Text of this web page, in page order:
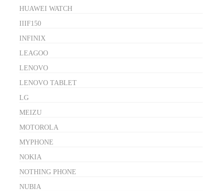
HUAWEI WATCH
IIIF150
INFINIX
LEAGOO
LENOVO
LENOVO TABLET
LG
MEIZU
MOTOROLA
MYPHONE
NOKIA
NOTHING PHONE
NUBIA